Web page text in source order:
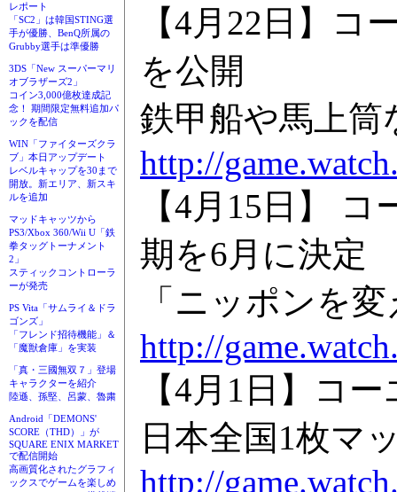
レポート
「SC2」は韓国STING選
手が優勝、BenQ所属の
Grubby選手は準優勝
3DS「New スーパーマリ
オブラザーズ2」
コイン3,000億枚達成記
念！ 期間限定無料追加パ
ックを配信
WIN「ファイターズクラ
ブ」本日アップデート
レベルキャップを30まで
開放。新エリア、新スキ
ルを追加
マッドキャッツから
PS3/Xbox 360/Wii U「鉄
拳タッグトーナメント
2」
スティックコントローラ
ーが発売
PS Vita「サムライ＆ドラ
ゴンズ」
「フレンド招待機能」＆
「魔獣倉庫」を実装
「真・三國無双７」登場
キャラクターを紹介
陸遜、孫堅、呂蒙、魯粛
Android「DEMONS'
SCORE（THD）」が
SQUARE ENIX MARKET
で配信開始
高画質化されたグラフィ
ックスでゲームを楽しめ
【4月22日】コ
を公開
鉄甲船や馬上
http://
【4月15日】
期を6月に決定
「ニッポンを
http://
【4月1日】コ
日本全国1枚マ
http://